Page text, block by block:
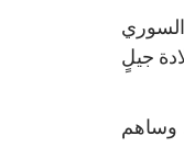
شخص، وولادة جيلٍ
وساهم